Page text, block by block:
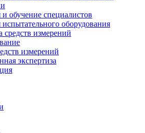
и обучение специалистов
испытательного оборудования
средств измерений
измерений
экспертиза